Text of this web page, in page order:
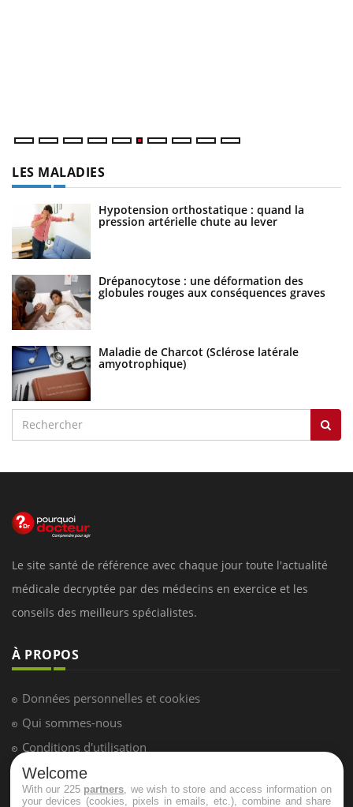
LES MALADIES
Hypotension orthostatique : quand la
pression artérielle chute au lever
Drépanocytose : une déformation des
globules rouges aux conséquences graves
Maladie de Charcot (Sclérose latérale
amyotrophique)
Le site santé de référence avec chaque jour toute l'actualité
médicale decryptée par des médecins en exercice et les
conseils des meilleurs spécialistes.
À PROPOS
Données personnelles et cookies
Qui sommes-nous
Conditions d'utilisation
Plan du site
Mentions Légales
Welcome
With our 225 partners , we wish to store and access information on
your devices (cookies, pixels in emails, etc.), combine and share